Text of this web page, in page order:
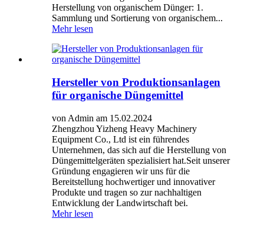
Herstellung von organischem Dünger: 1.
Sammlung und Sortierung von organischem...
Mehr lesen
Hersteller von Produktionsanlagen
für organische Düngemittel
von Admin am 15.02.2024
Zhengzhou Yizheng Heavy Machinery
Equipment Co., Ltd ist ein führendes
Unternehmen, das sich auf die Herstellung von
Düngemittelgeräten spezialisiert hat.Seit unserer
Gründung engagieren wir uns für die
Bereitstellung hochwertiger und innovativer
Produkte und tragen so zur nachhaltigen
Entwicklung der Landwirtschaft bei.
Mehr lesen